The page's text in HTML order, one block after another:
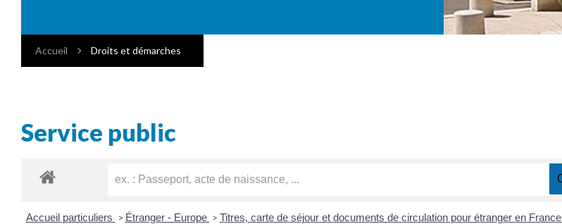
Accueil Droits et démarches
Service public
Accueil particuliers > Étranger - Europe > Titres, carte de séjour et documents de circulation pour étranger en France